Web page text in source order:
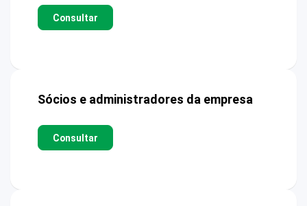
Consultar
Sócios e administradores da empresa
Consultar